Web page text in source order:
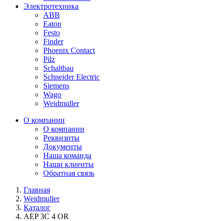
Электротехника
ABB
Eaton
Festo
Finder
Phoenix Contact
Pilz
Schaltbau
Schneider Electric
Siemens
Wago
Weidmuller
О компании
О компании
Реквизиты
Документы
Наша команда
Наши клиенты
Обратная связь
Главная
Weidmuller
Каталог
AEP 3C 4 OR